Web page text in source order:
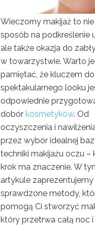
Wieczorny makijaż to
sposób na podkreślenie
ale także okazja do
w towarzystwie. Warto
pamiętać, że kluczem do
spektakularnego looku
odpowiednie
dobór kosmetyków. Od
oczyszczenia i
przez wybór idealnej
techniki makijażu oczu –
krok ma znaczenie. W
artykule zaprezentujemy
sprawdzone metody,
pomogą Ci stworzyć
który przetrwa całą noc i